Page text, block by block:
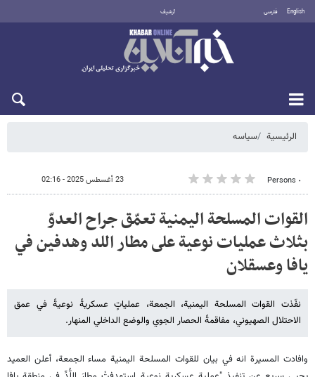
English فارسی أرشيف
الرئيسية سیاسه
٠ Persons 23 أغسطس 2025 - 02:16
القوات المسلحة اليمنية تعمّق جراح العدوّ
بثلاث عمليات نوعية على مطار اللد وهدفين في
يافا وعسقلان
نفّذت القوات المسلحة اليمنية، الجمعة، عملياتٍ عسكريةً نوعيةً في عمق
الاحتلال الصهيوني، مفاقمةً الحصار الجوي والوضع الداخلي المنهار.
وافادت المسيرة انه في بيان للقوات المسلحة اليمنية مساء الجمعة، أعلن العميد